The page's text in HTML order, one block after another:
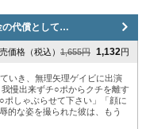
の代償として…
価格（税込） 1,655円 1,132円
いき、無理矢理ゲイビに出演
慢出来ずチ○ポからクチを離す
ポしゃぶらせて下さい」「顔に
的な姿を撮られた彼は、もう